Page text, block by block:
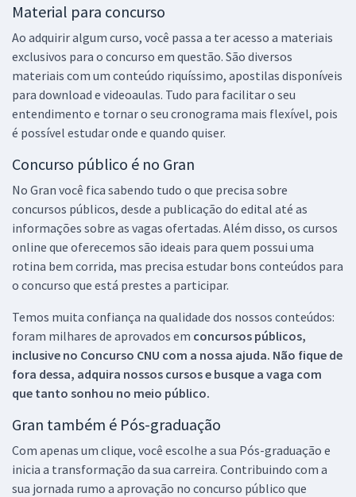
Material para concurso
Ao adquirir algum curso, você passa a ter acesso a materiais
exclusivos para o concurso em questão. São diversos
materiais com um conteúdo riquíssimo, apostilas disponíveis
para download e videoaulas. Tudo para facilitar o seu
entendimento e tornar o seu cronograma mais flexível, pois
é possível estudar onde e quando quiser.
Concurso público é no Gran
No Gran você fica sabendo tudo o que precisa sobre
concursos públicos, desde a publicação do edital até as
informações sobre as vagas ofertadas. Além disso, os cursos
online que oferecemos são ideais para quem possui uma
rotina bem corrida, mas precisa estudar bons conteúdos para
o concurso que está prestes a participar.
Temos muita confiança na qualidade dos nossos conteúdos:
foram milhares de aprovados em concursos públicos,
inclusive no Concurso CNU com a nossa ajuda. Não fique de
fora dessa, adquira nossos cursos e busque a vaga com
que tanto sonhou no meio público.
Gran também é Pós-graduação
Com apenas um clique, você escolhe a sua Pós-graduação e
inicia a transformação da sua carreira. Contribuindo com a
sua jornada rumo a aprovação no concurso público que